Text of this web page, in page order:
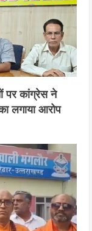
पर कांग्रेस ने
लगाया आरोप